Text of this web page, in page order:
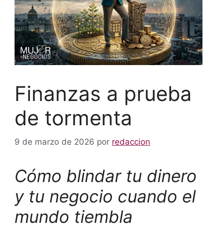
Finanzas a prueba
de tormenta
9 de marzo de 2026 por redaccion
Cómo blindar tu dinero
y tu negocio cuando el
mundo tiembla